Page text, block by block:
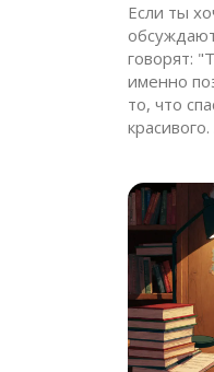
Если ты
говорят:
именно
то, что